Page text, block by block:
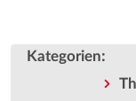
Kategorien: